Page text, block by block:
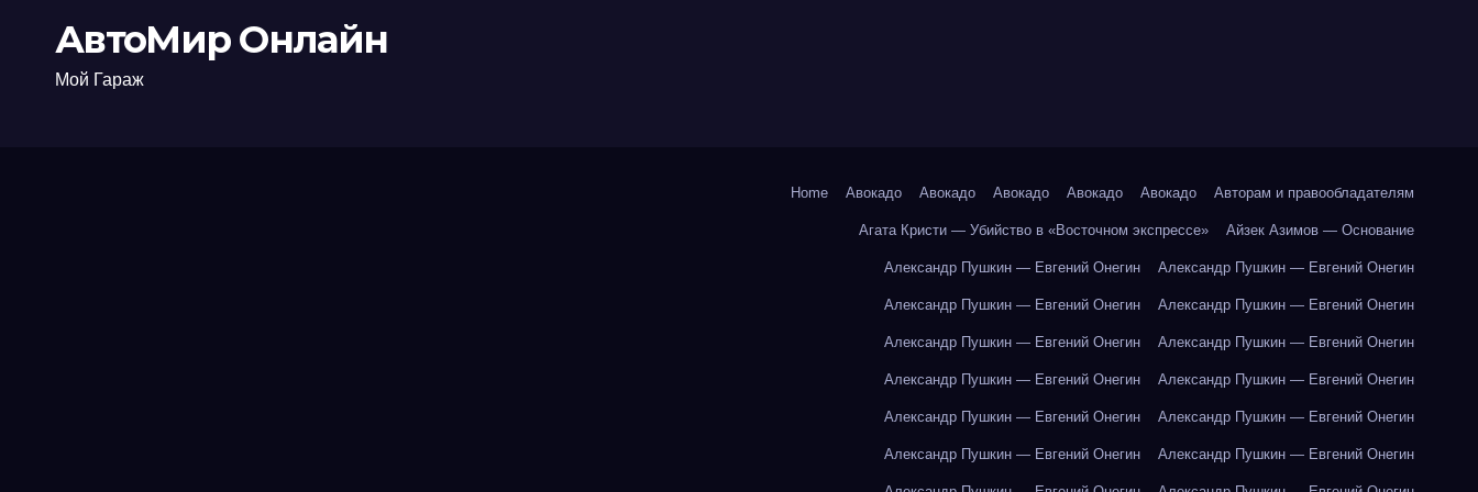
АвтоМир Онлайн
Мой Гараж
Home Авокадо Авокадо Авокадо Авокадо Авокадо Авторам и правообладателям
Агата Кристи — Убийство в «Восточном экспрессе» Айзек Азимов — Основание
Александр Пушкин — Евгений Онегин Александр Пушкин — Евгений Онегин
Александр Пушкин — Евгений Онегин Александр Пушкин — Евгений Онегин
Александр Пушкин — Евгений Онегин Александр Пушкин — Евгений Онегин
Александр Пушкин — Евгений Онегин Александр Пушкин — Евгений Онегин
Александр Пушкин — Евгений Онегин Александр Пушкин — Евгений Онегин
Александр Пушкин — Евгений Онегин Александр Пушкин — Евгений Онегин